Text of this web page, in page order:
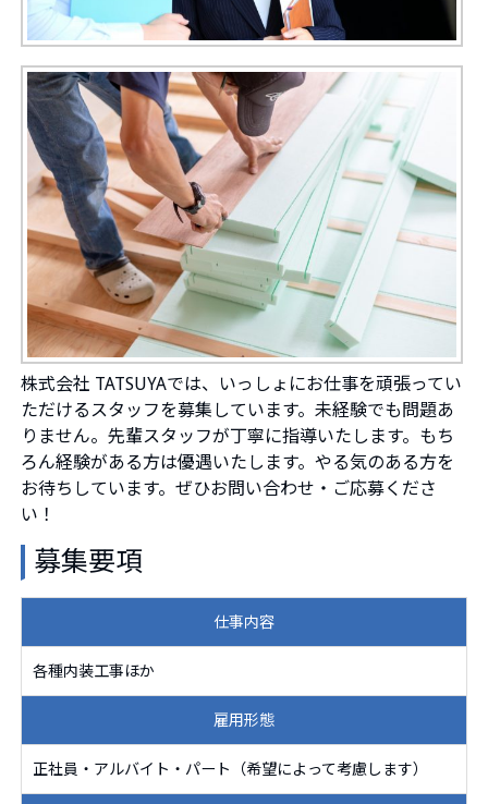
株式会社 TATSUYAでは、いっしょにお仕事を頑張ってい
ただけるスタッフを募集しています。未経験でも問題あ
りません。先輩スタッフが丁寧に指導いたします。もち
ろん経験がある方は優遇いたします。やる気のある方を
お待ちしています。ぜひお問い合わせ・ご応募くださ
い！
募集要項
仕事内容
各種内装工事ほか
雇用形態
正社員・アルバイト・パート（希望によって考慮します）